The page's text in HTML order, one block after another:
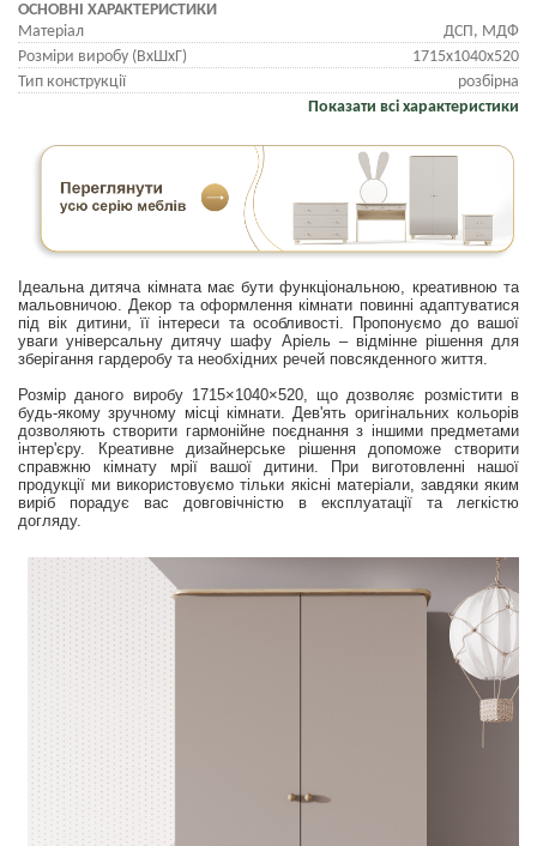
ОСНОВНІ ХАРАКТЕРИСТИКИ
Матеріал
ДСП, МДФ
Розміри виробу (ВхШхГ)
1715x1040x520
Тип конструкції
розбірна
Показати всі характеристики
Ідеальна дитяча кімната має бути функціональною, креативною та
мальовничою. Декор та оформлення кімнати повинні адаптуватися
під вік дитини, її інтереси та особливості. Пропонуємо до вашої
уваги універсальну дитячу шафу Аріель – відмінне рішення для
зберігання гардеробу та необхідних речей повсякденного життя.
Розмір даного виробу 1715×1040×520, що дозволяє розмістити в
будь-якому зручному місці кімнати. Дев'ять оригінальних кольорів
дозволяють створити гармонійне поєднання з іншими предметами
інтер'єру. Креативне дизайнерське рішення допоможе створити
справжню кімнату мрії вашої дитини. При виготовленні нашої
продукції ми використовуємо тільки якісні матеріали, завдяки яким
виріб порадує вас довговічністю в експлуатації та легкістю
догляду.